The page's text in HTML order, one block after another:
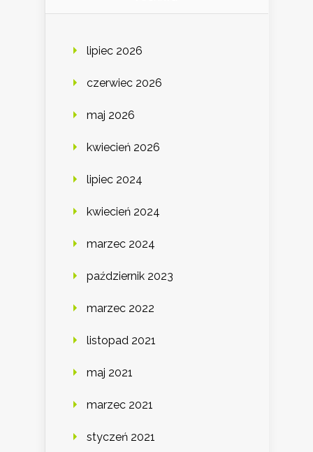
lipiec 2026
czerwiec 2026
maj 2026
kwiecień 2026
lipiec 2024
kwiecień 2024
marzec 2024
październik 2023
marzec 2022
listopad 2021
maj 2021
marzec 2021
styczeń 2021